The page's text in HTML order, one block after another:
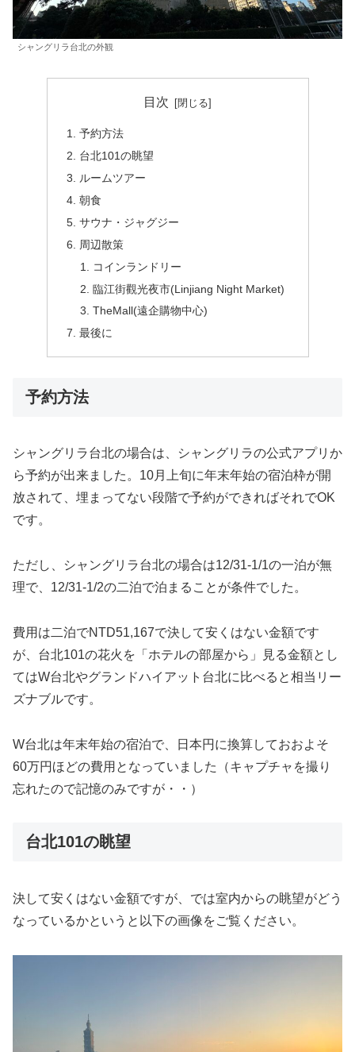
シャングリラ台北の外観
目次
予約方法
台北101の眺望
ルームツアー
朝食
サウナ・ジャグジー
周辺散策
コインランドリー
臨江街觀光夜市(Linjiang Night Market)
TheMall(遠企購物中心)
最後に
予約方法
シャングリラ台北の場合は、シャングリラの公式アプリか
ら予約が出来ました。10月上旬に年末年始の宿泊枠が開
放されて、埋まってない段階で予約ができればそれでOK
です。
ただし、シャングリラ台北の場合は12/31-1/1の一泊が無
理で、12/31-1/2の二泊で泊まることが条件でした。
費用は二泊でNTD51,167で決して安くはない金額です
が、台北101の花火を「ホテルの部屋から」見る金額とし
てはW台北やグランドハイアット台北に比べると相当リー
ズナブルです。
W台北は年末年始の宿泊で、日本円に換算しておおよそ
60万円ほどの費用となっていました（キャプチャを撮り
忘れたので記憶のみですが・・）
台北101の眺望
決して安くはない金額ですが、では室内からの眺望がどう
なっているかというと以下の画像をご覧ください。